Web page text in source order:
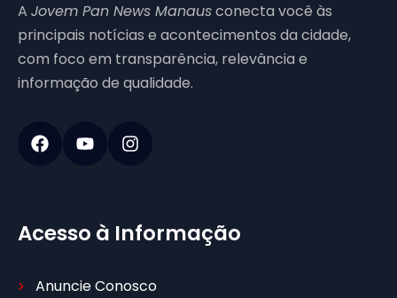
A Jovem Pan News Manausconecta você às
principais notícias e acontecimentos da cidade,
com foco em transparência, relevância e
informação de qualidade.
Acesso à Informação
Anuncie Conosco